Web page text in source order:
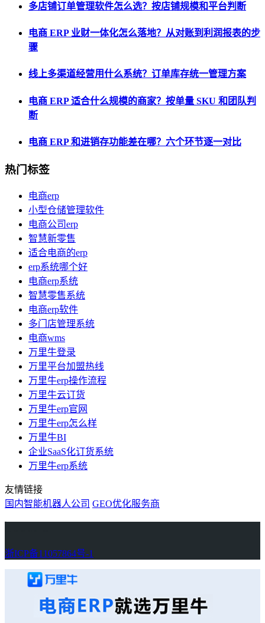
多店铺订单管理软件怎么选？按店铺规模和平台判断
电商 ERP 业财一体化怎么落地？从对账到利润报表的步
骤
线上多渠道经营用什么系统？订单库存统一管理方案
电商 ERP 适合什么规模的商家？按单量 SKU 和团队判
断
电商 ERP 和进销存功能差在哪？六个环节逐一对比
热门标签
电商erp
小型仓储管理软件
电商公司erp
智慧新零售
适合电商的erp
erp系统哪个好
电商erp系统
智慧零售系统
电商erp软件
多门店管理系统
电商wms
万里牛登录
万里平台加盟热线
万里牛erp操作流程
万里牛云订货
万里牛erp官网
万里牛erp怎么样
万里牛BI
企业SaaS化订货系统
万里牛erp系统
友情链接
国内智能机器人公司 GEO优化服务商
浙ICP备11057864号-1